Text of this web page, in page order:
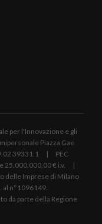
per l'Innovazione e gli
Piazza Gae
39331.1 | PEC
25.000.000,00 € i.v. |
delle Imprese di Milano
n°1096149.
da parte della Regione